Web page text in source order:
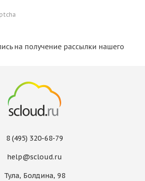
на получение рассылки нашего
8 (495) 320-68-79
help@scloud.ru
Тула, Болдина, 98